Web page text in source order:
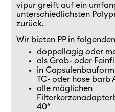
vipur greift auf ein
unterschiedlichsten
zurück.
Wir bieten PP in
doppellagig oder
als Grob- oder
in
TC- oder hose barb
alle möglichen
40“